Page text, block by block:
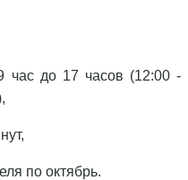
час до 17 часов (12:00 -
по октябрь.